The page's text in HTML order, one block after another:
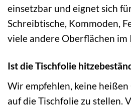
einsetzbar und eignet sich
Schreibtische, Kommoden,
viele andere Oberflächen im
Ist die Tischfolie
Wir empfehlen, keine
auf die Tischfolie zu stellen.